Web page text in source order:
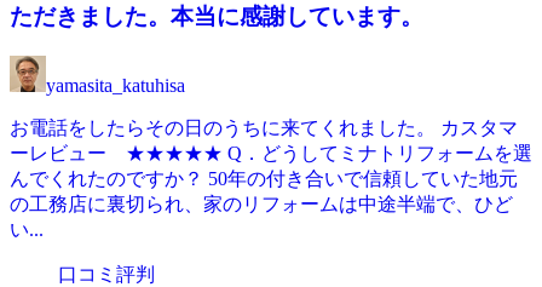
ただきました。本当に感謝しています。
yamasita_katuhisa
お電話をしたらその日のうちに来てくれました。 カスタマ
ーレビュー ★★★★★ Q．どうしてミナトリフォームを選
んでくれたのですか？ 50年の付き合いで信頼していた地元
の工務店に裏切られ、家のリフォームは中途半端で、ひど
い...
口コミ評判